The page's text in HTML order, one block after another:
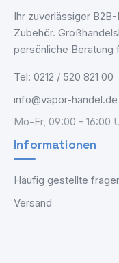
Ihr zuverlässiger
Zubehör.
persönliche Beratung
Tel: 0212 / 520 821 00
info@vapor-handel.de
Mo-Fr, 09:00 - 16:00
Informationen
Häufig gestellte
Versand